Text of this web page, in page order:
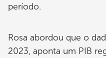
período.
Rosa abordou que o
2023, aponta um PIB